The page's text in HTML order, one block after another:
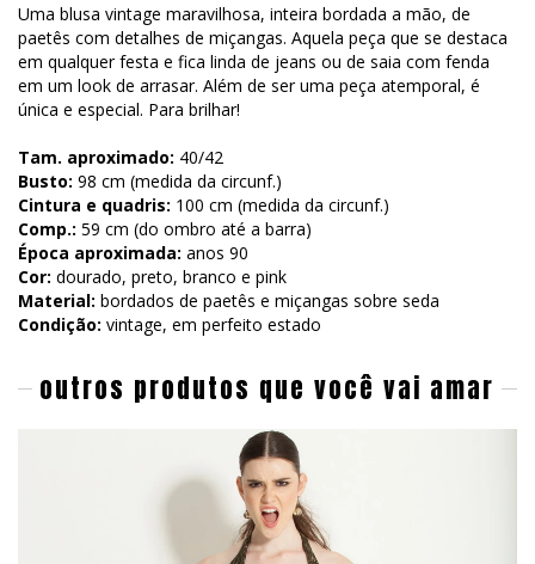
Uma blusa vintage maravilhosa, inteira bordada a mão, de
paetês com detalhes de miçangas. Aquela peça que se destaca
em qualquer festa e fica linda de jeans ou de saia com fenda
em um look de arrasar. Além de ser uma peça atemporal, é
única e especial. Para brilhar!
Tam. aproximado: 40/42
Busto: 98 cm (medida da circunf.)
Cintura e quadris: 100 cm (medida da circunf.)
Comp.: 59 cm (do ombro até a barra)
Época aproximada: anos 90
Cor: dourado, preto, branco e pink
Material: bordados de paetês e miçangas sobre seda
Condição: vintage, em perfeito estado
outros produtos que você vai amar